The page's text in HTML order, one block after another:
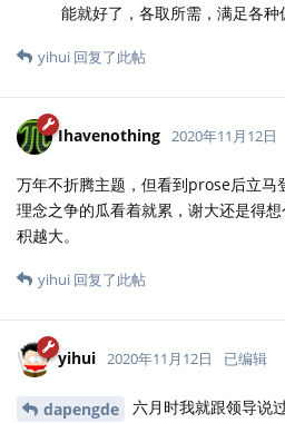
能就好了，各取所需，满足各种
yihui 回复了此帖
Ihavenothing 2020年11月12日
万年不折腾主题，但看到prose后立马
理念之争的瓜看着就累，谢大还是得
积越大。
yihui 回复了此帖
yihui 2020年11月12日 已编辑
dapengde
六月时我就跟领导说